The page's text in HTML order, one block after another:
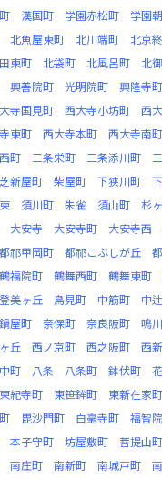
漢国町 学園赤松町 学園
北魚屋東町 北川端町 北京
東町 北袋町 北風呂町 北
興善院町 光明院町 興隆寺町
寺国見町 西大寺小坊町 西
東町 西大寺本町 西大寺南町
町 三条栄町 三条添川町
芝新屋町 柴屋町 下狭川町
須川町 朱雀 須山町 杉
大安寺 大安寺町 大安寺西
都祁甲岡町 都祁こぶしが丘
鶴福院町 鶴舞西町 鶴舞東町
登美ヶ丘 鳥見町 中筋町 中
鍋屋町 奈保町 奈良阪町 鳴
丘 西ノ京町 西之阪町 西
町 八条 八条町 鉢伏町
東紀寺町 東笹鉾町 東新在家町
毘沙門町 白毫寺町 福智
本子守町 坊屋敷町 菩提山町
南庄町 南新町 南城戸町